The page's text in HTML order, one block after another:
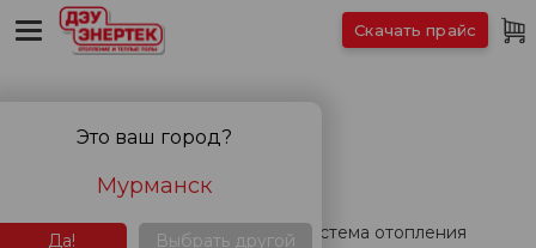
КОНТАКТЫ
Вас интересует теплый пол или система отопления
Скачать прайс
Это ваш город?
Мурманск
Да! Выбрать другой